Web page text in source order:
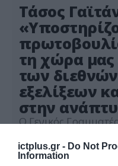
ictplus.gr - Do Not
Information
Τάσος
τη χώρα μας
των
εξελίξεων
στην
Ο Γενικός
Καινοτομίας, κ.
Επιστημονικό
εγκαταστάσεις του
22.07.2025